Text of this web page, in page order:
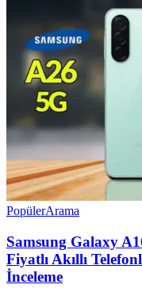
PopülerArama
Samsung Galaxy
Fiyatlı Akıllı
İnceleme